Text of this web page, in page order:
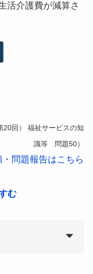
活介護費が減算さ
20回） 福祉サービスの知
識等 問題50）
問題報告はこちら
む